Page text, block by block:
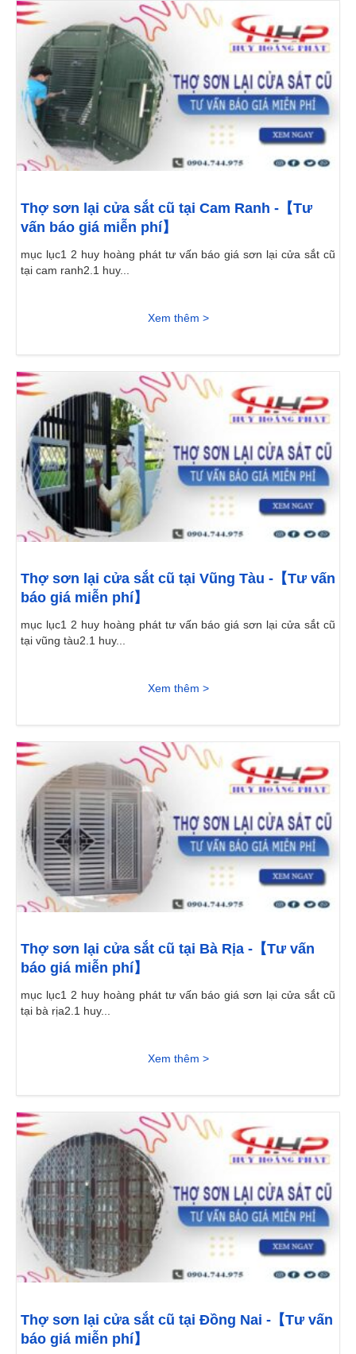
Thợ sơn lại cửa sắt cũ tại Cam Ranh -【Tư
vấn báo giá miễn phí】
mục lục1 2 huy hoàng phát tư vấn báo giá sơn lại cửa sắt cũ
tại cam ranh2.1 huy...
Xem thêm >
Thợ sơn lại cửa sắt cũ tại Vũng Tàu -【Tư vấn
báo giá miễn phí】
mục lục1 2 huy hoàng phát tư vấn báo giá sơn lại cửa sắt cũ
tại vũng tàu2.1 huy...
Xem thêm >
Thợ sơn lại cửa sắt cũ tại Bà Rịa -【Tư vấn
báo giá miễn phí】
mục lục1 2 huy hoàng phát tư vấn báo giá sơn lại cửa sắt cũ
tại bà rịa2.1 huy...
Xem thêm >
Thợ sơn lại cửa sắt cũ tại Đồng Nai -【Tư vấn
báo giá miễn phí】